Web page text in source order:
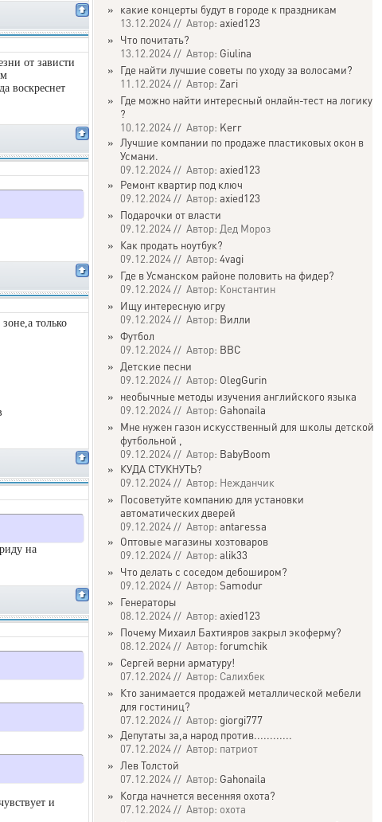
от зависти
воскреснет
только
на
и
» какие концерты будут в городе к праздникам
13.12.2024 // Автор: axied123
» Что почитать?
13.12.2024 // Автор: Giulina
» Где найти лучшие советы по уходу за волосами?
11.12.2024 // Автор: Zari
» Где можно найти интересный онлайн-тест на логику
?
10.12.2024 // Автор: Kerr
» Лучшие компании по продаже пластиковых окон в
Усмани.
09.12.2024 // Автор: axied123
» Ремонт квартир под ключ
09.12.2024 // Автор: axied123
» Подарочки от власти
09.12.2024 // Автор: Дед Мороз
» Как продать ноутбук?
09.12.2024 // Автор: 4vagi
» Где в Усманском районе половить на фидер?
09.12.2024 // Автор: Константин
» Ищу интересную игру
09.12.2024 // Автор: Вилли
» Футбол
09.12.2024 // Автор: ВВС
» Детские песни
09.12.2024 // Автор: OlegGurin
» необычные методы изучения английского языка
09.12.2024 // Автор: Gahonaila
» Мне нужен газон искусственный для школы детской
футбольной ,
09.12.2024 // Автор: BabyBoom
» КУДА СТУКНУТЬ?
09.12.2024 // Автор: Нежданчик
» Посоветуйте компанию для установки
автоматических дверей
09.12.2024 // Автор: antaressa
» Оптовые магазины хозтоваров
09.12.2024 // Автор: alik33
» Что делать с соседом дебоширом?
09.12.2024 // Автор: Samodur
» Генераторы
08.12.2024 // Автор: axied123
» Почему Михаил Бахтияров закрыл экоферму?
08.12.2024 // Автор: forumchik
» Сергей верни арматуру!
07.12.2024 // Автор: Салихбек
» Кто занимается продажей металлической мебели
для гостиниц?
07.12.2024 // Автор: giorgi777
» Депутаты за,а народ против............
07.12.2024 // Автор: патриот
» Лев Толстой
07.12.2024 // Автор: Gahonaila
» Когда начнется весенняя охота?
07.12.2024 // Автор: охота